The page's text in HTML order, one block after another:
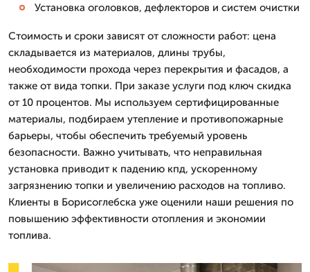
Установка оголовков, дефлекторов и систем очистки
Стоимость и сроки зависят от сложности работ: цена
складывается из материалов, длины трубы,
необходимости прохода через перекрытия и фасадов, а
также от вида топки. При заказе услуги под ключ скидка
от 10 процентов. Мы используем сертифицированные
материалы, подбираем утепление и противопожарные
барьеры, чтобы обеспечить требуемый уровень
безопасности. Важно учитывать, что неправильная
установка приводит к падению кпд, ускоренному
загрязнению топки и увеличению расходов на топливо.
Клиенты в Борисоглебска уже оценили наши решения по
повышению эффективности отопления и экономии
топлива.